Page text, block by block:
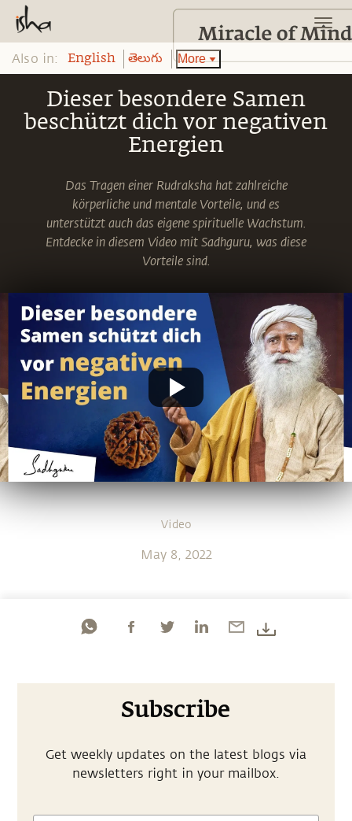
Also in: English తెలుగు More
Dieser besondere Samen
beschützt dich vor negativen
Energien
Das Tragen einer Rudraksha hat zahlreiche
körperliche und mentale Vorteile, und es
unterstützt auch das eigene spirituelle Wachstum.
Entdecke in diesem Video mit Sadhguru, was diese
Vorteile sind.
Video
May 8, 2022
Subscribe
Get weekly updates on the latest blogs via
newsletters right in your mailbox.